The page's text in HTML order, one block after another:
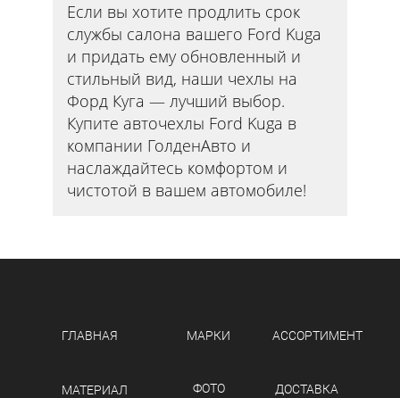
Если вы хотите продлить срок
службы салона вашего Ford Kuga
и придать ему обновленный и
стильный вид, наши чехлы на
Форд Куга — лучший выбор.
Купите авточехлы Ford Kuga в
компании ГолденАвто и
наслаждайтесь комфортом и
чистотой в вашем автомобиле!
ГЛАВНАЯ
МАТЕРИАЛ
МАРКИ
ФОТО
АССОРТИМЕНТ
ДОСТАВКА